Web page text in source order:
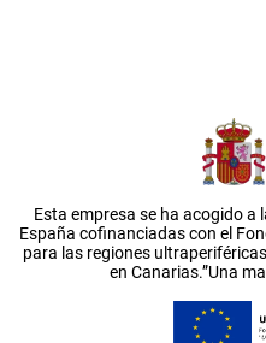
Esta empresa se ha acogido a
España cofinanciadas con el
para las regiones
en Canarias.”Una